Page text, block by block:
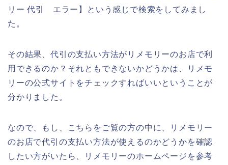
リー 代引 エラー】という感じで検索をしてみまし
た。
その結果、代引の支払い方法がリメモリーのお店で利
用できるのか？それともできないかどうかは、リメモ
リーの公式サイトをチェックすればいいということが
分かりました。
なので、もし、こちらをご覧の方の中に、リメモリー
のお店で代引の支払い方法が使えるのかどうかを確認
したい方がいたら、リメモリーのホームページを参考